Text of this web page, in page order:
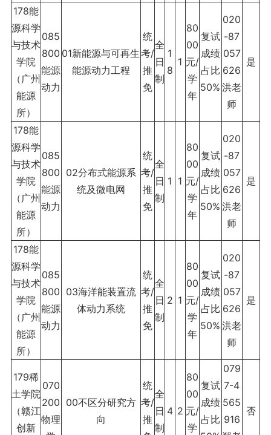
178能
源科学
与技术
学院
（广州
能源
所）
085
800
能源
动力
01新能源与可再生
能源动力工程
统
考/
推
免
全
日
制
1
8
1
80
00
元/
学
年
复试
成绩
占比
50%
020
-87
057
626
洪老
师
是
178能
源科学
与技术
学院
（广州
能源
所）
085
800
能源
动力
02分布式能源系
统及微电网
统
考/
推
免
全
日
制
1 1
80
00
元/
学
年
复试
成绩
占比
50%
020
-87
057
626
洪老
师
是
178能
源科学
与技术
学院
（广州
能源
所）
085
800
能源
动力
03海洋能装置流
体动力系统
统
考/
推
免
全
日
制
2 1
80
00
元/
学
年
复试
成绩
占比
50%
020
-87
057
626
洪老
师
是
179稀
土学院
（赣江
创新
070
200
物理
00不区分研究方
向
统
考/
推
全
日
制
4 2
80
00
元/
学
复试
成绩
占比
079
7-4
565
916
否